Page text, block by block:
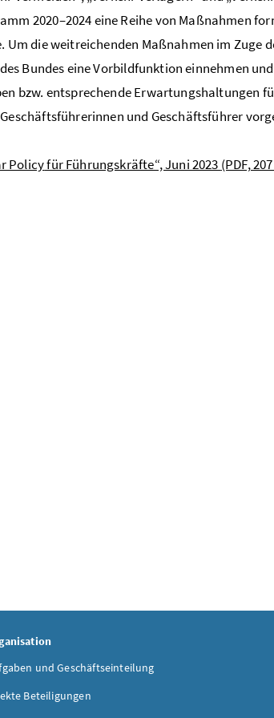
2020–2024 eine Reihe von Maßnahmen
Um die weitreichenden Maßnahmen im
Bundes eine Vorbildfunktion einnehmen
bzw. entsprechende Erwartungshaltungen
und Geschäftsführer
Policyfür Führungskräfte“, Juni 2023 (PDF,
und Geschäftseinteilung
Beteiligungen